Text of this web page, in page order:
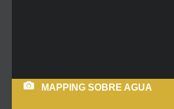
MAPPING SOBRE AGUA